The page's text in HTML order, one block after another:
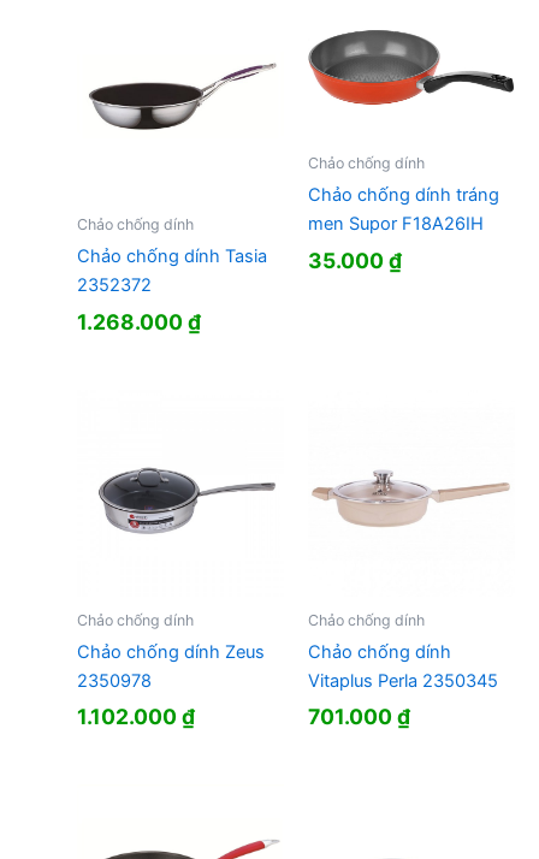
Chảo chống dính
Chảo chống dính Tasia
2352372
1.268.000₫
Chảo chống dính
Chảo chống dính tráng
men Supor F18A26IH
35.000₫
Chảo chống dính
Chảo chống dính Zeus
2350978
1.102.000₫
Chảo chống dính
Chảo chống dính
Vitaplus Perla 2350345
701.000₫